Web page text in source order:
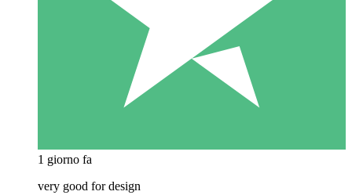
1 giorno fa
very good for design